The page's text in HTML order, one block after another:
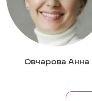
Овчарова Анна